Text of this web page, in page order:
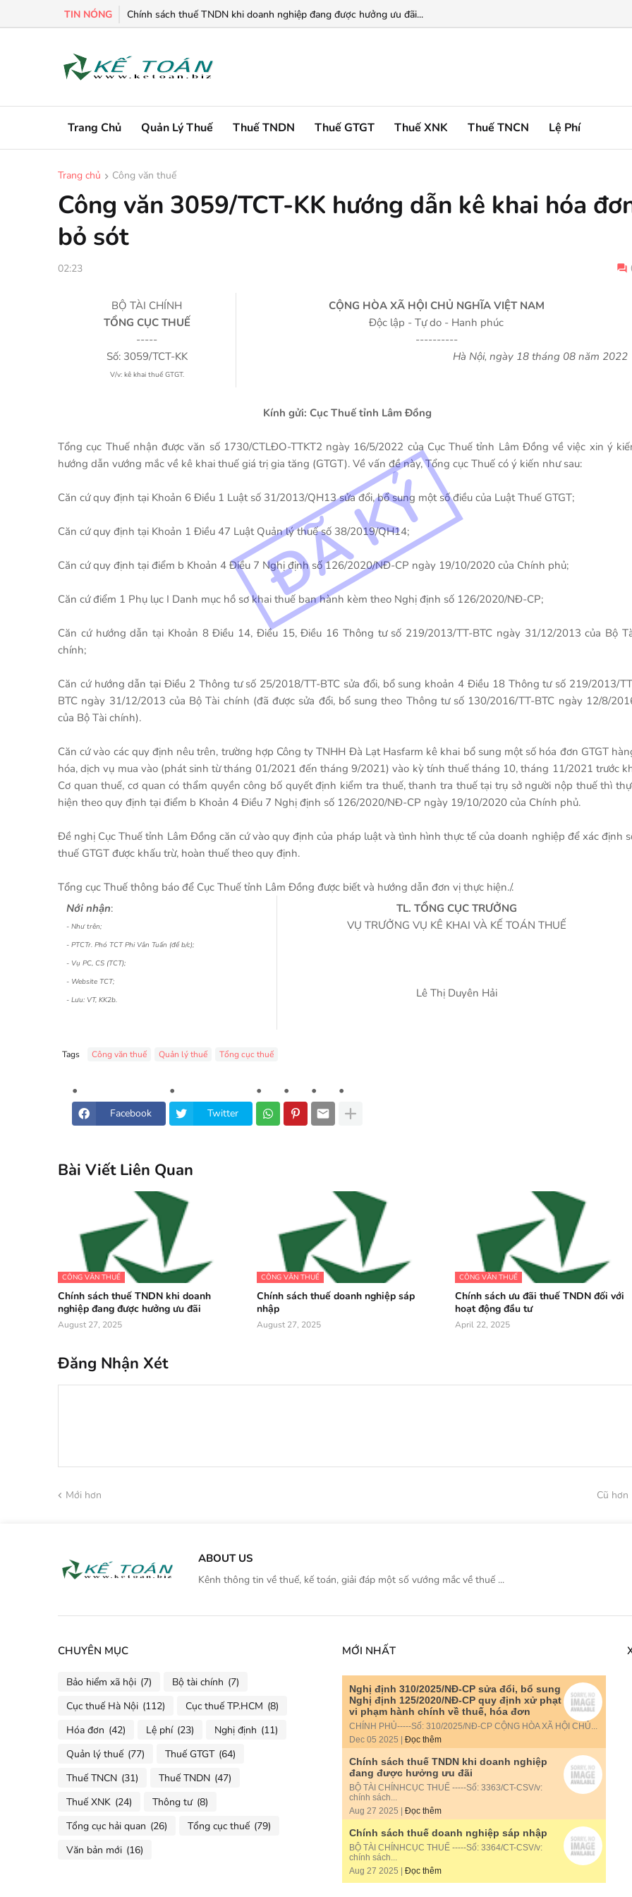
TIN NÓNG Chính sách thuế TNDN khi doanh nghiệp đang được hưởng ưu đãi...
Trang Chủ Quản Lý Thuế Thuế TNDN Thuế GTGT Thuế XNK Thuế TNCN Lệ Phí
Trang chủ Công văn thuế
Công văn 3059/TCT-KK hướng dẫn kê khai hóa
bỏ sót
02:23
BỘ TÀI CHÍNH
TỔNG CỤC THUẾ
-----
Số: 3059/TCT-KK
V/v: kê khai thuế GTGT.
CỘNG HÒA XÃ HỘI CHỦ NGHĨA VIỆT NAM
Độc lập - Tự do - Hanh phúc
----------
Hà Nội, ngày 18 tháng 08 năm 2022
Kính gửi: Cục Thuế tỉnh Lâm Đồng
Tổng cục Thuế nhận được văn số 1730/CTLĐO-TTKT2 ngày 16/5/2022 của Cục Thuế tỉnh Lâm Đồng về việc xin ý
hướng dẫn vướng mắc về kê khai thuế giá trị gia tăng (GTGT). Về vấn đề này, Tổng cục Thuế có ý kiến như sau:
Căn cứ quy định tại Khoản 6 Điều 1 Luật số 31/2013/QH13 sửa đổi, bổ sung một số điều của Luật Thuế GTGT;
Căn cứ quy định tại Khoản 1 Điều 47 Luật Quản lý thuế số 38/2019/QH14;
Căn cứ quy định tại điểm b Khoản 4 Điều 7 Nghị định số 126/2020/NĐ-CP ngày 19/10/2020 của Chính phủ;
Căn cứ điểm 1 Phụ lục I Danh mục hồ sơ khai thuế ban hành kèm theo Nghị định số 126/2020/NĐ-CP;
Căn cứ hướng dẫn tại Khoản 8 Điều 14, Điều 15, Điều 16 Thông tư số 219/2013/TT-BTC ngày 31/12/2013 của Bộ
chính;
Căn cứ hướng dẫn tại Điều 2 Thông tư số 25/2018/TT-BTC sửa đổi, bổ sung khoản 4 Điều 18 Thông tư số 219/2013/
BTC ngày 31/12/2013 của Bộ Tài chính (đã được sửa đổi, bổ sung theo Thông tư số 130/2016/TT-BTC ngày 12/8/
của Bộ Tài chính).
Căn cứ vào các quy định nêu trên, trường hợp Công ty TNHH Đà Lạt Hasfarm kê khai bổ sung một số hóa đơn GTGT
hóa, dịch vụ mua vào (phát sinh từ tháng 01/2021 đến tháng 9/2021) vào kỳ tính thuế tháng 10, tháng 11/2021 trước
Cơ quan thuế, cơ quan có thẩm quyền công bố quyết định kiểm tra thuế, thanh tra thuế tại trụ sở người nộp thuế thì
hiện theo quy định tại điểm b Khoản 4 Điều 7 Nghị định số 126/2020/NĐ-CP ngày 19/10/2020 của Chính phủ.
Đề nghị Cục Thuế tỉnh Lâm Đồng căn cứ vào quy định của pháp luật và tình hình thực tế của doanh nghiệp để xác định
thuế GTGT được khấu trừ, hoàn thuế theo quy định.
Tổng cục Thuế thông báo để Cục Thuế tỉnh Lâm Đồng được biết và hướng dẫn đơn vị thực hiện./.
Nới nhận:
- Như trên;
- PTCTr. Phó TCT Phi Vân Tuấn (để b/c);
- Vụ PC, CS (TCT);
- Website TCT;
- Lưu: VT, KK2b.
TL. TỔNG CỤC TRƯỞNG
VỤ TRƯỞNG VỤ KÊ KHAI VÀ KẾ TOÁN THUẾ
Lê Thị Duyên Hải
Tags Công văn thuế Quản lý thuế Tổng cục thuế
Facebook Twitter
Bài Viết Liên Quan
CÔNG VĂN THUẾ
Chính sách thuế TNDN khi doanh
nghiệp đang được hưởng ưu đãi
August 27, 2025
CÔNG VĂN THUẾ
Chính sách thuế doanh nghiệp sáp
nhập
August 27, 2025
CÔNG VĂN THUẾ
Chính sách ưu đãi thuế TNDN đối với
hoạt động đầu tư
April 22, 2025
Đăng Nhận Xét
Mới hơn Cũ hơn
ABOUT US
Kênh thông tin về thuế, kế toán, giải đáp một số vướng mắc về thuế ...
CHUYÊN MỤC
Bảo hiểm xã hội (7) Bộ tài chính (7)
Cục thuế Hà Nội (112) Cục thuế TP.HCM (8)
Hóa đơn (42) Lệ phí (23) Nghị định (11)
Quản lý thuế (77) Thuế GTGT (64)
Thuế TNCN (31) Thuế TNDN (47)
Thuế XNK (24) Thông tư (8)
Tổng cục hải quan (26) Tổng cục thuế (79)
Văn bản mới (16)
MỚI NHẤT
Nghị định 310/2025/NĐ-CP sửa đổi, bổ sung
Nghị định 125/2020/NĐ-CP quy định xử phạt
vi phạm hành chính về thuế, hóa đơn
CHÍNH PHỦ-----Số: 310/2025/NĐ-CP CỘNG HÒA XÃ HỘI CHỦ...
Dec 05 2025 |Đọc thêm
Chính sách thuế TNDN khi doanh nghiệp
đang được hưởng ưu đãi
BỘ TÀI CHÍNHCỤC THUẾ -----Số: 3363/CT-CSV/v:
chính sách...
Aug 27 2025 |Đọc thêm
Chính sách thuế doanh nghiệp sáp nhập
BỘ TÀI CHÍNHCỤC THUẾ -----Số: 3364/CT-CSV/v:
chính sách...
Aug 27 2025 |Đọc thêm